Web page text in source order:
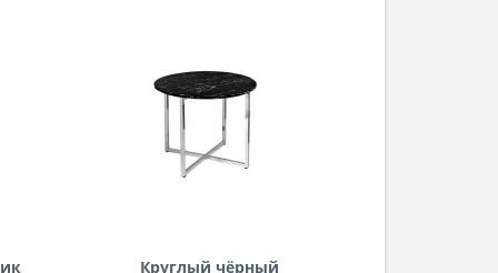
Круглый чёрный